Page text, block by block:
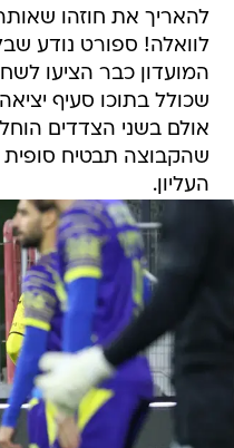
להאריך את חוזהו
לוואלה! ספורט נודע
המועדון כבר הציעו
שכולל בתוכו סעיף
אולם בשני הצדדים
שהקבוצה תבטיח
העליון.